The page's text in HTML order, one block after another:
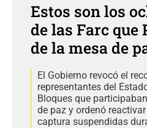
Estos son los
de las Farc que
de la mesa de
El Gobierno revocó el
representantes del
Bloques que
de paz y ordenó
captura suspendidas